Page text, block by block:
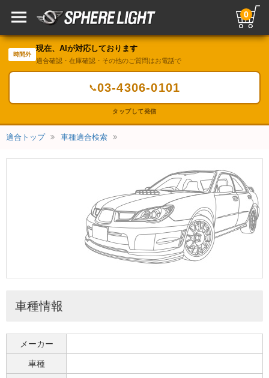
0
時間外
現在、AIが対応しております
適合確認・在庫確認・その他のご質問はお電話で
📞03-4306-0101
タップして発信
適合トップ 車種適合検索
車種情報
メーカー
車種